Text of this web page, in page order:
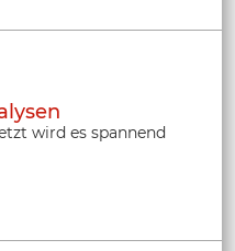
wird es spannend